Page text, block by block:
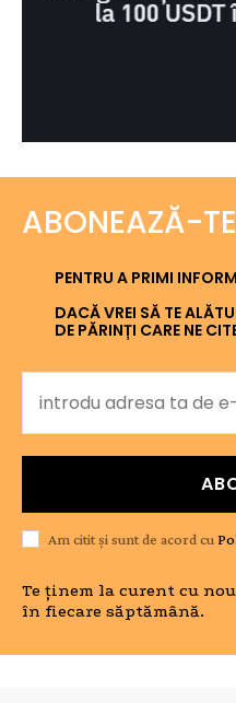
ABONEAZĂ-
PENTRU A PRIMI
DACĂ VREI SĂ TE
DE PĂRINȚI CARE NE
Am citit și sunt de acord cu
Te ținem la curent cu
în fiecare săptămână.